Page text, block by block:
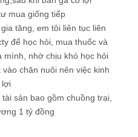
mua giống tiếp
tăng, em tôi liên tục liên
để học hỏi, mua thuốc và
mình, nhờ chịu khó học hỏi
chăn nuôi nên việc kinh
lợi
sản bao gồm chuồng trại,
1 tỷ đồng